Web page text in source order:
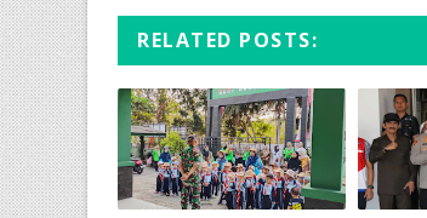
RELATED POSTS: